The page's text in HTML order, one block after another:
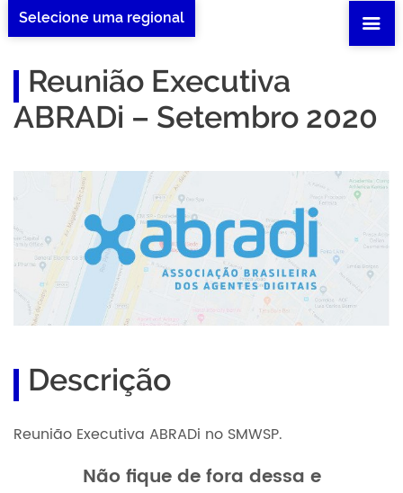
Selecione uma regional
Reunião Executiva
ABRADi – Setembro 2020
Descrição
Reunião Executiva ABRADi no SMWSP.
Não fique de fora dessa e